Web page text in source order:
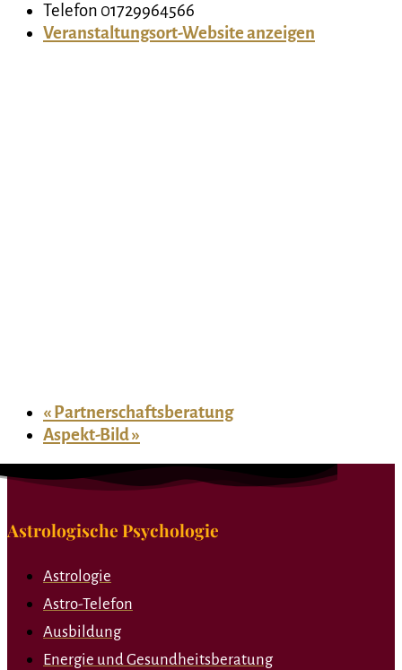
Telefon 01729964566
Veranstaltungsort-Website anzeigen
«Partnerschaftsberatung
Aspekt-Bild»
Astrologische Psychologie
Astrologie
Astro-Telefon
Ausbildung
Energie und Gesundheitsberatung